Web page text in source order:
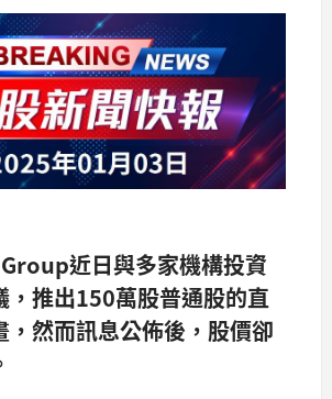
近日與多家機構投資
，推出150萬股普通股的直
，然而訊息公佈後，股價卻